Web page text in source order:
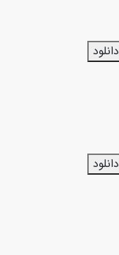
دانلود
دانلود